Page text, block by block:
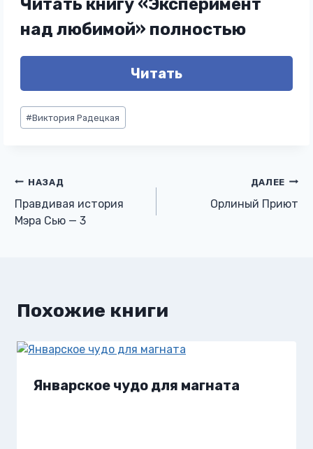
Читать книгу «Эксперимент
над любимой» полностью
Читать
Метки
записи:
#Виктория Радецкая
Навигация
по
НАЗАД
Правдивая история
Мэра Сью — 3
ДАЛЕЕ
Орлиный Приют
Похожие книги
Январское чудо для магната